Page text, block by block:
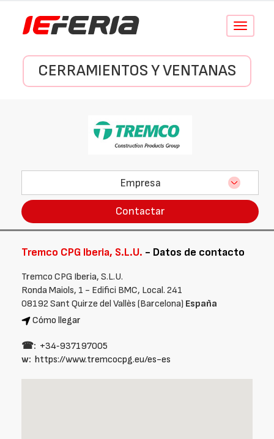
Conmutar
CERRAMIENTOS Y VENTANAS
Empresa
Contactar
Tremco CPG Iberia, S.L.U. - Datos de contacto
Tremco CPG Iberia, S.L.U.
Ronda Maiols, 1 - Edifici BMC, Local. 241
08192 Sant Quirze del Vallès (Barcelona) España
Cómo llegar
☎: +34‑937197005
w: https://www.tremcocpg.eu/es-es